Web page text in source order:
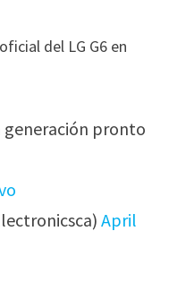
del LG G6 en
generación pronto
April